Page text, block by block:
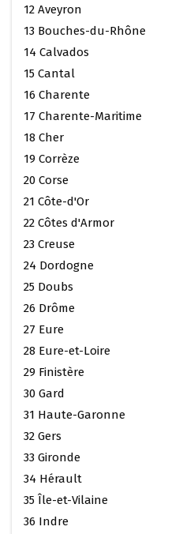
12 Aveyron
13 Bouches-du-Rhône
14 Calvados
15 Cantal
16 Charente
17 Charente-Maritime
18 Cher
19 Corrèze
20 Corse
21 Côte-d'Or
22 Côtes d'Armor
23 Creuse
24 Dordogne
25 Doubs
26 Drôme
27 Eure
28 Eure-et-Loire
29 Finistère
30 Gard
31 Haute-Garonne
32 Gers
33 Gironde
34 Hérault
35 Île-et-Vilaine
36 Indre